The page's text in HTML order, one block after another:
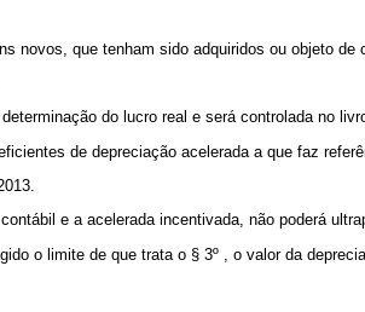
novos, que tenham sido adquiridos ou objeto
do lucro real e será controlada no
de depreciação acelerada a que faz
e a acelerada incentivada, não poderá
o limite de que trata o § 3º , o valor da